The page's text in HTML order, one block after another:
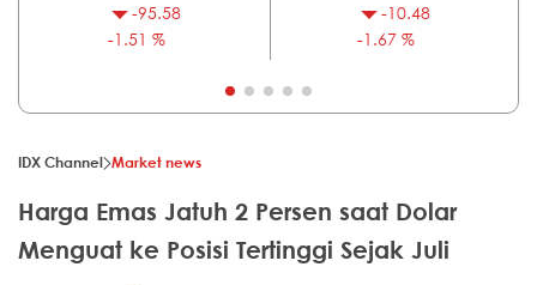
-95.58
-1.51 %
-10.48
-1.67 %
IDX Channel Market news
Harga Emas Jatuh 2 Persen saat Dolar
Menguat ke Posisi Tertinggi Sejak Juli